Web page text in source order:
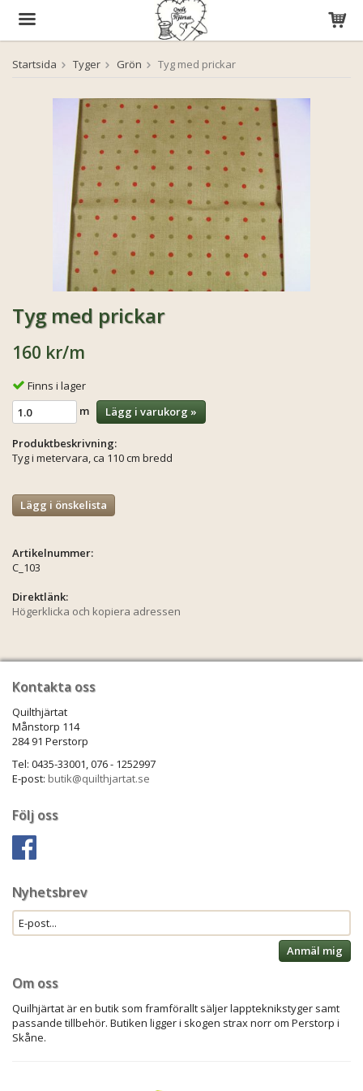
Produkten har blivit tillagd i varukorgen
Startsida Tyger Grön Tyg med prickar
Tyg med prickar
160 kr/m
Finns i lager
m
Lägg i varukorg »
Produktbeskrivning:
Tyg i metervara, ca 110 cm bredd
Lägg i önskelista
Artikelnummer:
C_103
Direktlänk:
Högerklicka och kopiera adressen
Kontakta oss
Quilthjärtat
Månstorp 114
284 91 Perstorp
Tel: 0435-33001, 076 - 1252997
E-post: butik@quilthjartat.se
Följ oss
Nyhetsbrev
Anmäl mig
Om oss
Quilhjärtat är en butik som framförallt säljer lappteknikstyger samt
passande tillbehör. Butiken ligger i skogen strax norr om Perstorp i
Skåne.